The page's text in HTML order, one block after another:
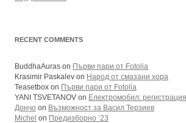
RECENT COMMENTS
BuddhaAuras on Първи пари от Fotolia
Krasimir Paskalev on Народ от смазани хора
Teasetbox on Първи пари от Fotolia
YANI TSVETANOV on Електромобил:
Дончо on Възможност за Васил Терзиев
Michel on Предизборно ’23